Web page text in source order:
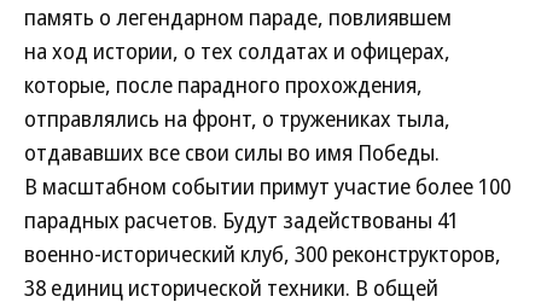
память о легендарном параде, повлиявшем
на ход истории, о тех солдатах и офицерах,
которые, после парадного прохождения,
отправлялись на фронт, о тружениках тыла,
отдававших все свои силы во имя Победы.
В масштабном событии примут участие более 100
парадных расчетов. Будут задействованы 41
военно-исторический клуб, 300 реконструкторов,
38 единиц исторической техники. В общей